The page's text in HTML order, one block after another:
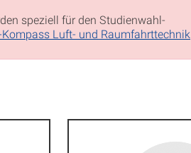
speziell für den Studienwahl-
Luft- und Raumfahrttechnik